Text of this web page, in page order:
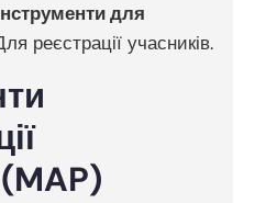
для
реєстрації учасників.